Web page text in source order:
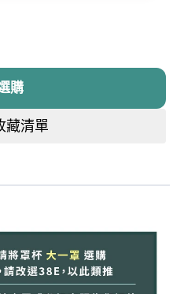
美的胸型，同時防止外擴
罩更貼合身形，不易滑
合自己的穿著感受。尺寸
能找到適合自己的尺寸。
佳選擇。
購
藏清單